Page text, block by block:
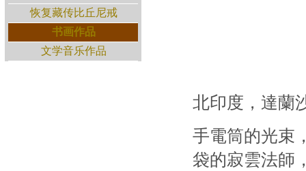
恢复藏传比丘尼戒
书画作品
文学音乐作品
北印度，達蘭
手電筒的光束
袋的寂雲法師